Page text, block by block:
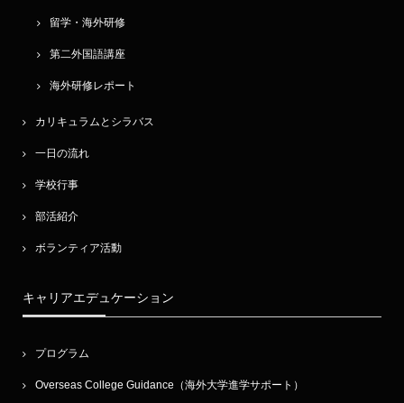
留学・海外研修
第二外国語講座
海外研修レポート
カリキュラムとシラバス
一日の流れ
学校行事
部活紹介
ボランティア活動
キャリアエデュケーション
プログラム
Overseas College Guidance（海外大学進学サポート）